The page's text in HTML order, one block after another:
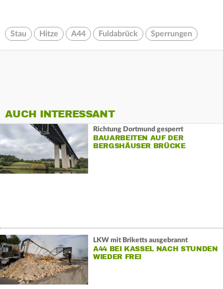
Stau Hitze A44 Fuldabrück Sperrungen
AUCH INTERESSANT
Richtung Dortmund gesperrt
BAUARBEITEN AUF DER
BERGSHÄUSER BRÜCKE
LKW mit Briketts ausgebrannt
A44 BEI KASSEL NACH STUNDEN
WIEDER FREI